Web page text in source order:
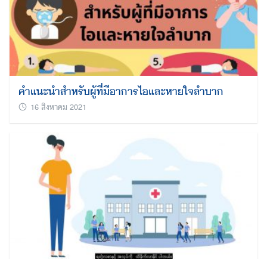
คำแนะนำสำหรับผู้ที่มีอาการไอและหายใจลำบาก
16 สิงหาคม 2021